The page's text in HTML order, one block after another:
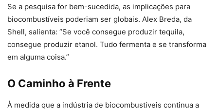
Se a pesquisa for bem-sucedida, as implicações para
biocombustíveis poderiam ser globais. Alex Breda, da
Shell, salienta: “Se você consegue produzir tequila,
consegue produzir etanol. Tudo fermenta e se transforma
em alguma coisa.”
O Caminho à Frente
À medida que a indústria de biocombustíveis continua a